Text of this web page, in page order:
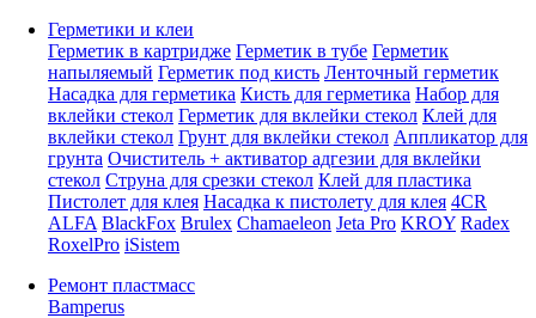
Герметики и клеи
Герметик в картридже Герметик в тубе Герметик
напыляемый Герметик под кисть Ленточный герметик
Насадка для герметика Кисть для герметика Набор для
вклейки стекол Герметик для вклейки стекол Клей для
вклейки стекол Грунт для вклейки стекол Аппликатор для
грунта Очиститель + активатор адгезии для вклейки
стекол Струна для срезки стекол Клей для пластика
Пистолет для клея Насадка к пистолету для клея 4CR
ALFA BlackFox Brulex Chamaeleon Jeta Pro KROY Radex
RoxelPro iSistem
Ремонт пластмасс
Bamperus